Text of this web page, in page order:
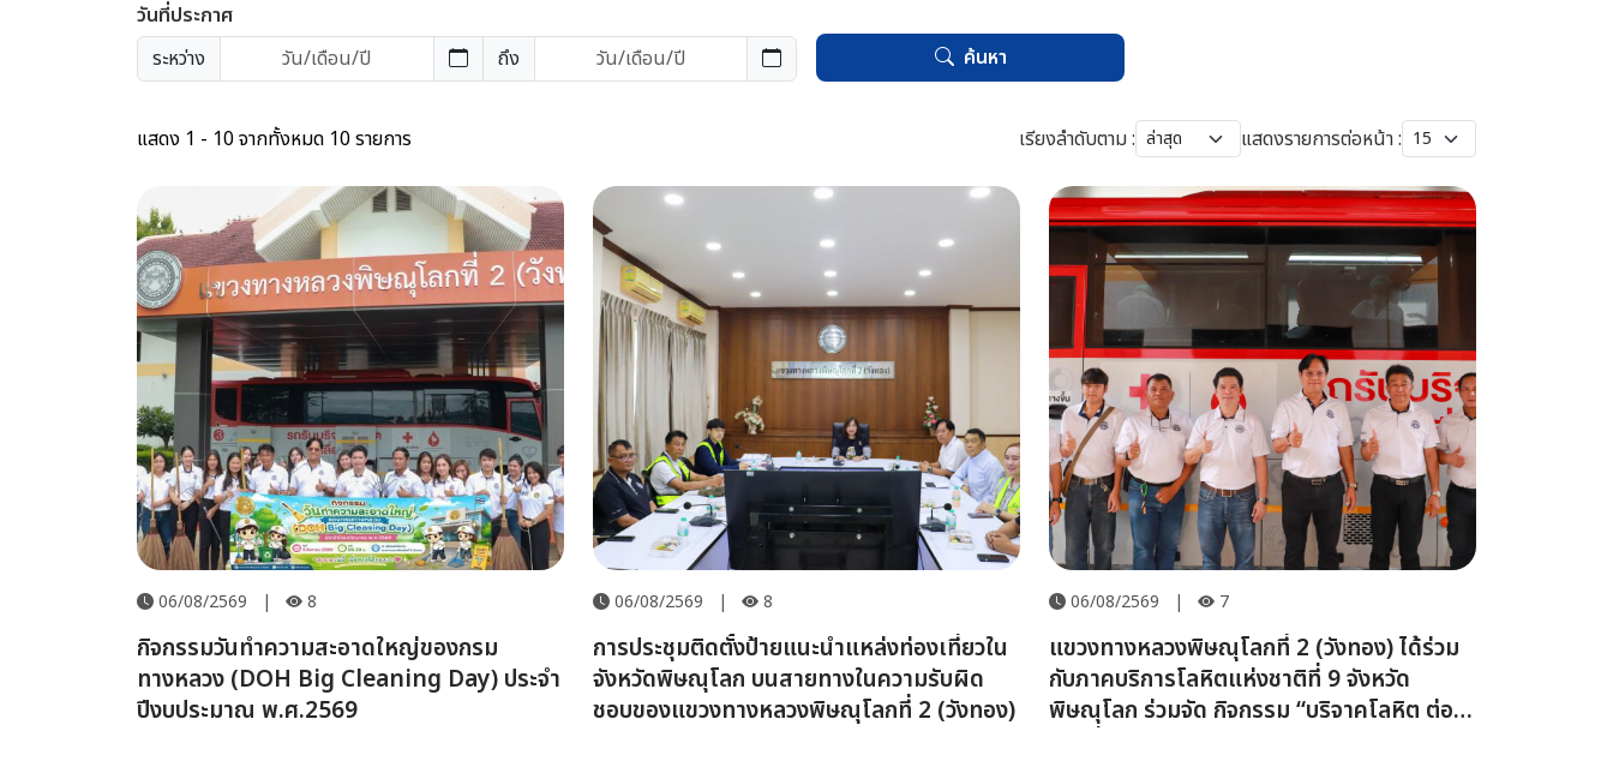
วันที่ประกาศ
ระหว่าง
ถึง ค้นหา
แสดง 1 - 10 จากทั้งหมด 10 รายการ เรียงลำดับตาม : แสดงรายการต่อหน้า :
06/08/2569 | 8
กิจกรรมวันทำความสะอาดใหญ่ของกรม
ทางหลวง (DOH Big Cleaning Day) ประจำ
ปีงบประมาณ พ.ศ.2569
06/08/2569 | 8
การประชุมติดตั้งป้ายแนะนำแหล่งท่องเที่ยวใน
จังหวัดพิษณุโลก บนสายทางในความรับผิด
ชอบของแขวงทางหลวงพิษณุโลกที่ 2 (วังทอง)
06/08/2569 | 7
แขวงทางหลวงพิษณุโลกที่ 2 (วังทอง) ได้ร่วม
กับภาคบริการโลหิตแห่งชาติที่ 9 จังหวัด
พิษณุโลก ร่วมจัด กิจกรรม “บริจาคโลหิต ต่อ